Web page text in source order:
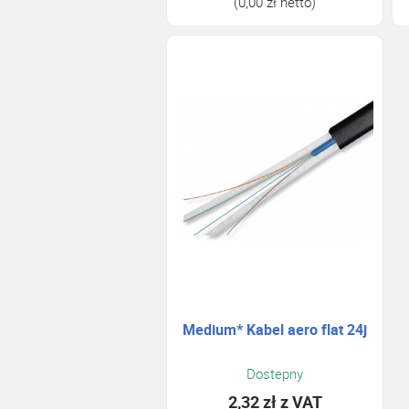
Medium* Kabel aero flat 24j
Dostepny
2,32 złz VAT